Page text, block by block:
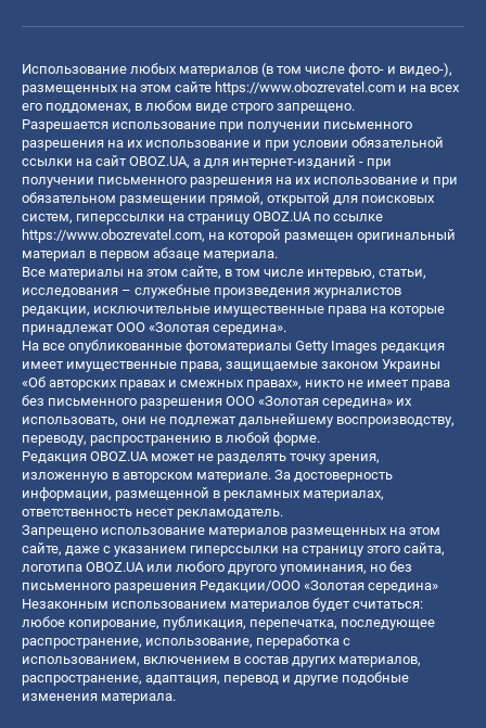
Использование любых материалов (в том числе фото- и видео-),
размещенных на этом сайте https://www.obozrevatel.com и на всех
его поддоменах, в любом виде строго запрещено.
Разрешается использование при получении письменного
разрешения на их использование и при условии обязательной
ссылки на сайт OBOZ.UA, а для интернет-изданий - при
получении письменного разрешения на их использование и при
обязательном размещении прямой, открытой для поисковых
систем, гиперссылки на страницу OBOZ.UA по ссылке
https://www.obozrevatel.com, на которой размещен оригинальный
материал в первом абзаце материала.
Все материалы на этом сайте, в том числе интервью, статьи,
исследования – служебные произведения журналистов
редакции, исключительные имущественные права на которые
принадлежат ООО «Золотая середина».
На все опубликованные фотоматериалы Getty Images редакция
имеет имущественные права, защищаемые законом Украины
«Об авторских правах и смежных правах», никто не имеет права
без письменного разрешения ООО «Золотая середина» их
использовать, они не подлежат дальнейшему воспроизводству,
переводу, распространению в любой форме.
Редакция OBOZ.UA может не разделять точку зрения,
изложенную в авторском материале. За достоверность
информации, размещенной в рекламных материалах,
ответственность несет рекламодатель.
Запрещено использование материалов размещенных на этом
сайте, даже с указанием гиперссылки на страницу этого сайта,
логотипа OBOZ.UA или любого другого упоминания, но без
письменного разрешения Редакции/ООО «Золотая середина»
Незаконным использованием материалов будет считаться:
любое копирование, публикация, перепечатка, последующее
распространение, использование, переработка с
использованием, включением в состав других материалов,
распространение, адаптация, перевод и другие подобные
изменения материала.